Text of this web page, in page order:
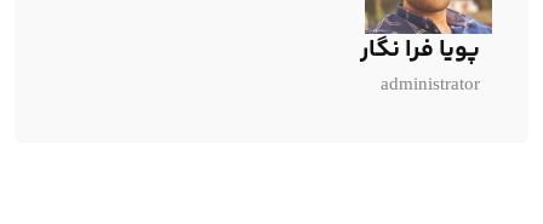
پویا فرا نگار
administrator